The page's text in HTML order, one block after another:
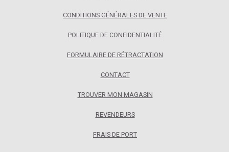
CONDITIONS GÉNÉRALES DE VENTE
POLITIQUE DE CONFIDENTIALITÉ
FORMULAIRE DE RÉTRACTATION
CONTACT
TROUVER MON MAGASIN
REVENDEURS
FRAIS DE PORT